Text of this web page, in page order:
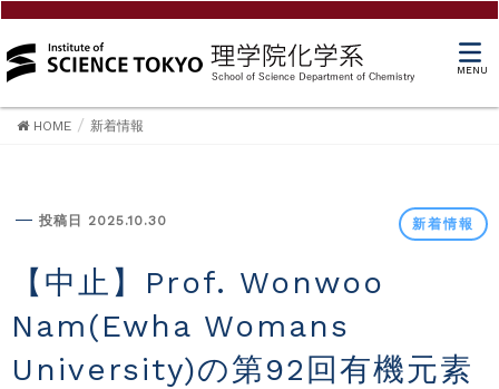
MENU
HOME 新着情報
投稿日 2025.10.30 新着情報
【中止】Prof. Wonwoo
Nam(Ewha Womans
University)の第92回有機元素